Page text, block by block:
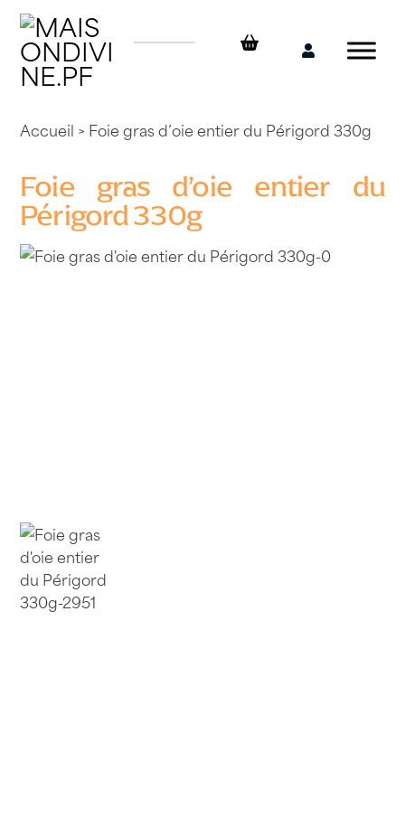
Skip
content
Mon
Accueil > Foie gras d’oie entier du Périgord 330g
Foie gras d’oie entier du
Périgord 330g